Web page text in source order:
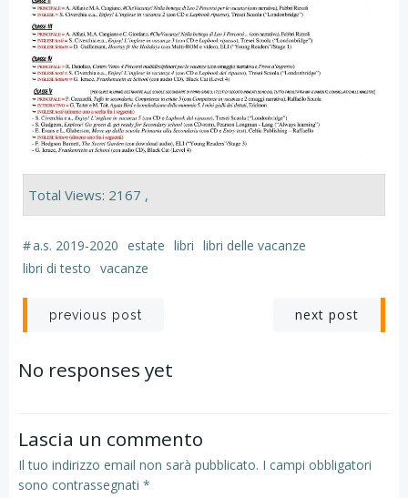
Total Views: 2167 ,
#a.s. 2019-2020 estate libri libri delle vacanze
libri di testo vacanze
Navigazione
articoli
previous post
Navigazione
next post
No responses yet
Lascia un commento
Il tuo indirizzo email non sarà pubblicato. I campi obbligatori
sono contrassegnati *